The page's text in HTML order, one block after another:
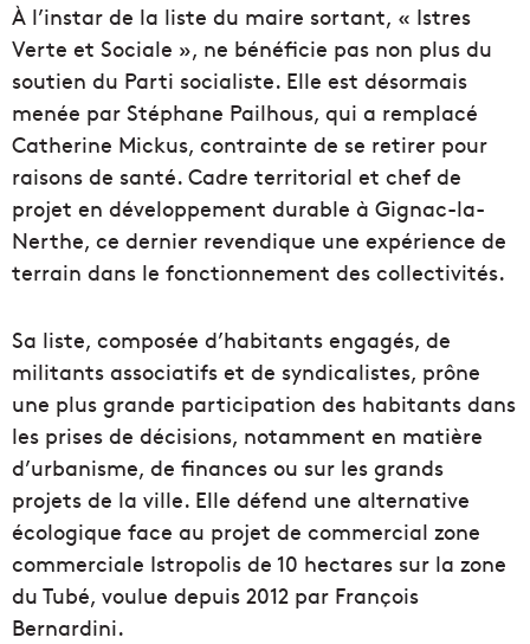
À l’instar de la liste du maire sortant, « Istres
Verte et Sociale », ne bénéficie pas non plus du
soutien du Parti socialiste. Elle est désormais
menée par Stéphane Pailhous, qui a remplacé
Catherine Mickus, contrainte de se retirer pour
raisons de santé. Cadre territorial et chef de
projet en développement durable à Gignac-la-
Nerthe, ce dernier revendique une expérience de
terrain dans le fonctionnement des collectivités.
Sa liste, composée d’habitants engagés, de
militants associatifs et de syndicalistes, prône
une plus grande participation des habitants dans
les prises de décisions, notamment en matière
d’urbanisme, de finances ou sur les grands
projets de la ville. Elle défend une alternative
écologique face au projet de commercial zone
commerciale Istropolis de 10 hectares sur la zone
du Tubé, voulue depuis 2012 par François
Bernardini.